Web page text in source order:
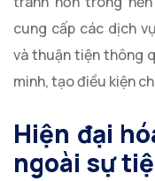
cung cấp các dịch
và thuận tiện thông
minh, tạo điều kiện
Hiện đại
ngoài sự